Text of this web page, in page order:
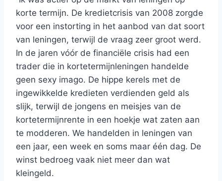
korte termijn. De kredietcrisis van 2008 zorgde
voor een instorting in het aanbod van dat soort
van leningen, terwijl de vraag zeer groot werd.
In de jaren vóór de financiële crisis had een
trader die in kortetermijnleningen handelde
geen sexy imago. De hippe kerels met de
ingewikkelde kredieten verdienden geld als
slijk, terwijl de jongens en meisjes van de
kortetermijnrente in een hoekje wat zaten aan
te modderen. We handelden in leningen van
een jaar, een week en soms maar één dag. De
winst bedroeg vaak niet meer dan wat
kleingeld.